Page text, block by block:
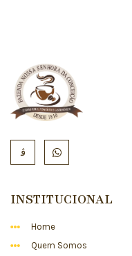
INSTITUCIONAL
Home
Quem Somos